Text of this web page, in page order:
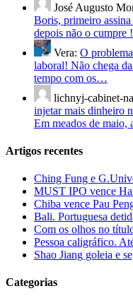
José Augusto
Boris, primeiro
depois não o cumpre !
Vera: O
laboral! Não chega
tempo com os…
lichnyj-cabinet-
injetar mais dinheiro
Em meados de
Artigos recentes
Ching Fung e
MUST IPO vence
Chiba vence Pau
Bali. Portuguesa
Com os olhos no
Pessoa caligráfico.
Shao Jiang goleia e
Categorias